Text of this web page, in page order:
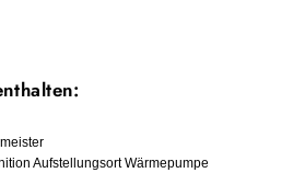
Aufstellungsort Wärmepumpe